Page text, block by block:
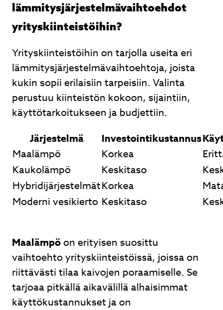
lämmitysjärjestelmävaihtoehdot
yrityskiinteistöihin?
Yrityskiinteistöihin on tarjolla useita eri
lämmitysjärjestelmävaihtoehtoja, joista
kukin sopii erilaisiin tarpeisiin. Valinta
perustuu kiinteistön kokoon, sijaintiin,
käyttötarkoitukseen ja budjettiin.
Järjestelmä Investointikustannus
Maalämpö Korkea
Kaukolämpö
Keskitaso
HybridijärjestelmätKorkea
Moderni vesikierto Keskitaso
Maalämpö on erityisen suosittu
vaihtoehto yrityskiinteistöissä, joissa on
riittävästi tilaa kaivojen poraamiselle. Se
tarjoaa pitkällä aikavälillä alhaisimmat
käyttökustannukset ja on